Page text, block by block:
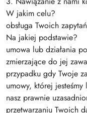
W jakim celu?
obsługa Twoich
Na jakiej podstawie?
umowa lub działania
zmierzające do jej
przypadku gdy Twoje
umowy, której
nasz prawnie
przetwarzaniu Twoich